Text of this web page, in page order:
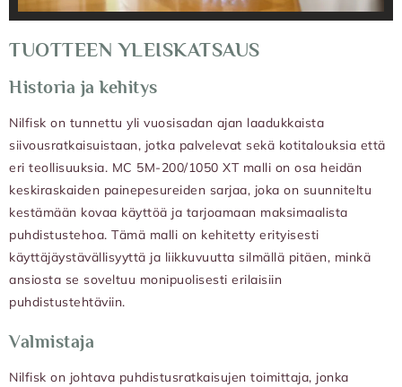
TUOTTEEN YLEISKATSAUS
Historia ja kehitys
Nilfisk on tunnettu yli vuosisadan ajan laadukkaista
siivousratkaisuistaan, jotka palvelevat sekä kotitalouksia että
eri teollisuuksia. MC 5M-200/1050 XT malli on osa heidän
keskiraskaiden painepesureiden sarjaa, joka on suunniteltu
kestämään kovaa käyttöä ja tarjoamaan maksimaalista
puhdistustehoa. Tämä malli on kehitetty erityisesti
käyttäjäystävällisyyttä ja liikkuvuutta silmällä pitäen, minkä
ansiosta se soveltuu monipuolisesti erilaisiin
puhdistustehtäviin.
Valmistaja
Nilfisk on johtava puhdistusratkaisujen toimittaja, jonka